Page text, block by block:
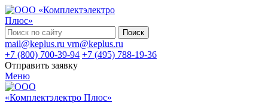
Поиск
mail@keplus.ru vrn@keplus.ru
+7 (800) 700-39-94 +7 (495) 788-19-36
Отправить заявку
Меню